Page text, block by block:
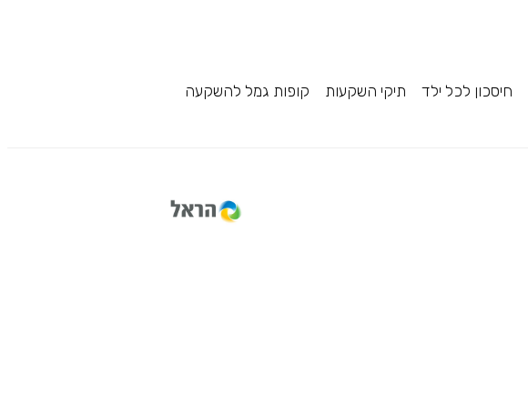
חיסכון לכל ילד תיקי השקעות קופות גמל להשקעה